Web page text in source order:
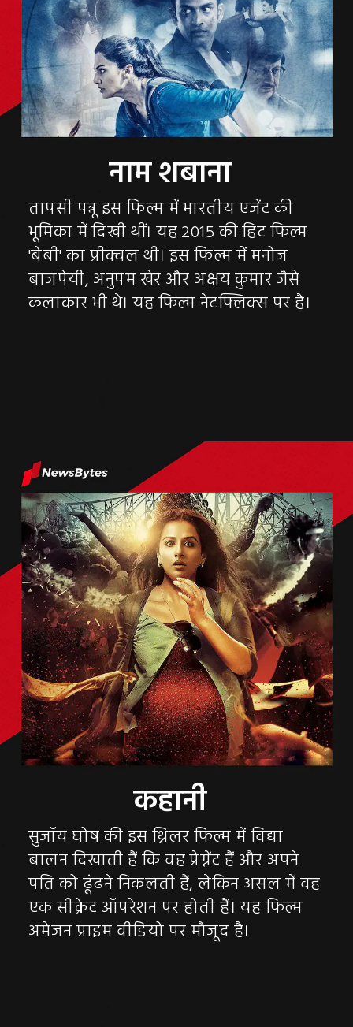
नाम शबाना
तापसी पन्नू इस फिल्म में भारतीय एजेंट की
भूमिका में दिखी थीं। यह 2015 की हिट फिल्म
'बेबी' का प्रीक्वल थी। इस फिल्म में मनोज
बाजपेयी, अनुपम खेर और अक्षय कुमार जैसे
कहानी
सुजॉय घोष की इस थ्रिलर फिल्म में विद्या
बालन दिखाती हैं कि वह प्रेग्नेंट हैं और अपने
पति को ढूंढने निकलती हैं, लेकिन असल में वह
एक सीक्रेट ऑपरेशन पर होती हैं। यह फिल्म